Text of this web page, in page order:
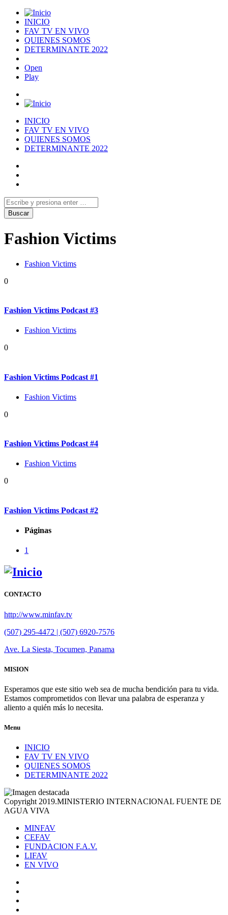
INICIO
FAV TV EN VIVO
QUIENES SOMOS
DETERMINANTE 2022
Open
Play
INICIO
FAV TV EN VIVO
QUIENES SOMOS
DETERMINANTE 2022
Fashion Victims
Fashion Victims
0
Fashion Victims Podcast #3
Fashion Victims
0
Fashion Victims Podcast #1
Fashion Victims
0
Fashion Victims Podcast #4
Fashion Victims
0
Fashion Victims Podcast #2
Páginas
1
CONTACTO
http://www.minfav.tv
(507) 295-4472 | (507) 6920-7576
Ave. La Siesta, Tocumen, Panama
MISION
Esperamos que este sitio web sea de mucha bendición para tu vida.
Estamos comprometidos con llevar una palabra de esperanza y
aliento a quién más lo necesita.
Menu
INICIO
FAV TV EN VIVO
QUIENES SOMOS
DETERMINANTE 2022
Copyright 2019.MINISTERIO INTERNACIONAL FUENTE DE
AGUA VIVA
MINFAV
CEFAV
FUNDACION F.A.V.
LIFAV
EN VIVO